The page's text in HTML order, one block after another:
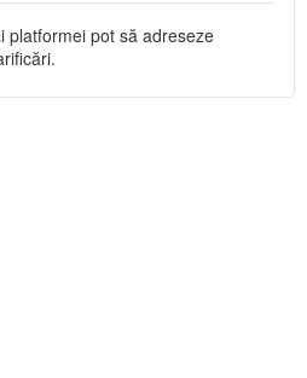
platformei pot să adreseze